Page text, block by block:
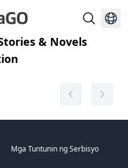
& Novels
Mga Tuntunin ng Serbisyo